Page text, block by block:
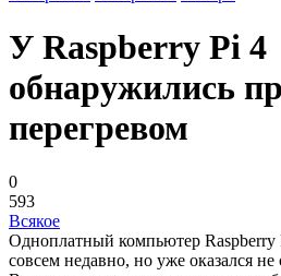
У Raspberry Pi 4
обнаружились
перегревом
0
593
Всякое
Одноплатный компьютер
совсем недавно, но уже оказался